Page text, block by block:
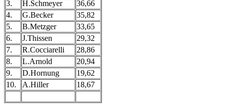
3.
H.Schmeyer
36,66
4.
G.Becker
35,82
5.
B.Metzger
33,65
6.
J.Thissen
29,32
7.
R.Cocciarelli
28,86
8.
L.Arnold
20,94
9.
D.Hornung
19,62
10.
A.Hiller 18,67